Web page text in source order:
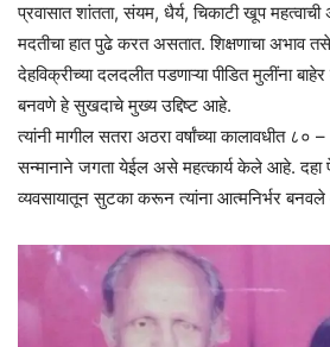
प्रवासात शांतता, संयम, धैर्य, चिकाटी खूप
मदतीचा हात पुढे करत असतात. शिक्षणाचा अभाव
देहविक्रीच्या दलदलीत पडणाऱ्या पीडित मुलींना
बनवणे हे सुखदाचे मुख्य उद्दिष्ट आहे.
त्यांनी मागील सतरा अठरा वर्षांच्या कालावधीत ८०
सन्मानाने जगता येईल असे महत्कार्य केले आहे. दहा
व्यवसायातून सुटका करून त्यांना आत्मनिर्भर